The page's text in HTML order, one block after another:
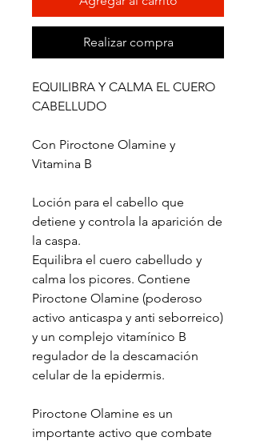
Realizar compra
EQUILIBRA Y CALMA EL CUERO
CABELLUDO
Con Piroctone Olamine y
Vitamina B
Loción para el cabello que
detiene y controla la aparición de
la caspa.
Equilibra el cuero cabelludo y
calma los picores. Contiene
Piroctone Olamine (poderoso
activo anticaspa y anti seborreico)
y un complejo vitamínico B
regulador de la descamación
celular de la epidermis.
Piroctone Olamine es un
importante activo que combate